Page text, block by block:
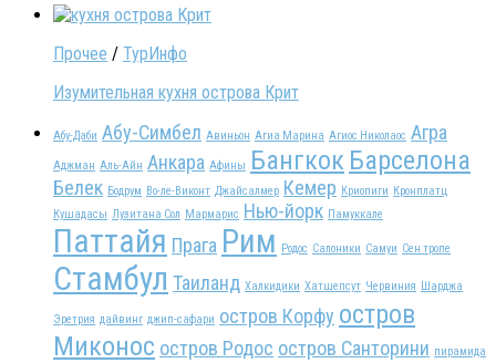
Прочее / ТурИнфо
Изумительная кухня острова Крит
Абу-Даби Абу-Симбел Авиньон Агиа Марина Агиос Николаос Агра
Аджман Аль-Айн Анкара Афины Бангкок Барселона
Белек Бодрум Во-ле-Виконт Джайсалмер Кемер Криопиги Кронплатц
Кушадасы Лузитана Сол Мармарис Нью-йорк Памуккале
Паттайя Прага Рим Родос Салоники Самуи Сен тропе
Стамбул Таиланд Халкидики Хатшепсут Червиния Шарджа
Эретрия дайвинг джип-сафари остров Корфу остров
Миконос остров Родос остров Санторини пирамида